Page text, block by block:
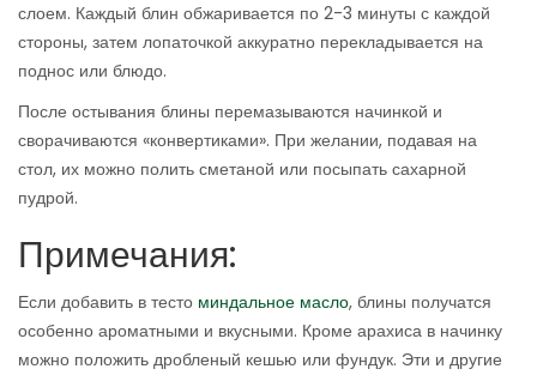
слоем. Каждый блин обжаривается по 2-3 минуты с каждой
стороны, затем лопаточкой аккуратно перекладывается на
поднос или блюдо.
После остывания блины перемазываются начинкой и
сворачиваются «конвертиками». При желании, подавая на
стол, их можно полить сметаной или посыпать сахарной
пудрой.
Примечания:
Если добавить в тесто миндальное масло, блины получатся
особенно ароматными и вкусными. Кроме арахиса в начинку
можно положить дробленый кешью или фундук. Эти и другие